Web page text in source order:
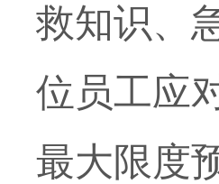
救知识、
位员工应
最大限度